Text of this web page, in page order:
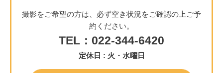
撮影をご希望の方は、必ず空き状況をご確認の上ご予
約ください。
TEL：022-344-6420
定休日 : 火・水曜日